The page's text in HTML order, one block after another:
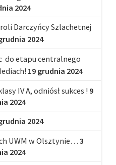
2024
Darczyńcy Szlachetnej
2024
do etapu centralnego
19 grudnia 2024
IV A, odniósł sukces ! 9
2024
2024
UWM w Olsztynie… 3
2024